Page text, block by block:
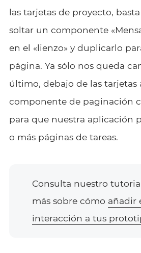
las tarjetas de proyecto,
soltar un componente
en el «lienzo» y duplicarlo
página. Ya sólo nos queda
último, debajo de las tarjetas
componente de paginación
para que nuestra aplicación
o más páginas de tareas.
Consulta nuestro
más sobre cómo añadir
interacción a tus